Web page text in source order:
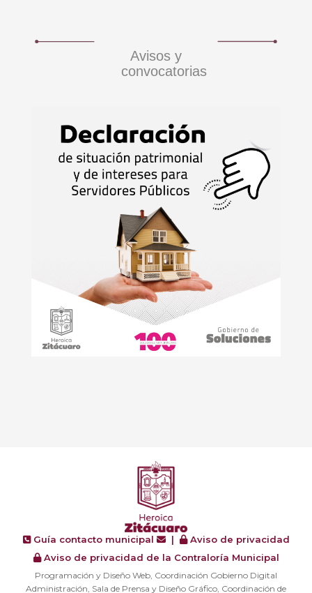
Avisos y
convocatorias
Guía contacto municipal |
Aviso de privacidad
Aviso de privacidad de la Contraloría Municipal
Programación y Diseño Web, Coordinación Gobierno Digital
Administración, Sala de Prensa y Diseño Gráfico, Coordinación de